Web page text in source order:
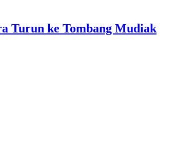
Turun ke Tombang Mudiak